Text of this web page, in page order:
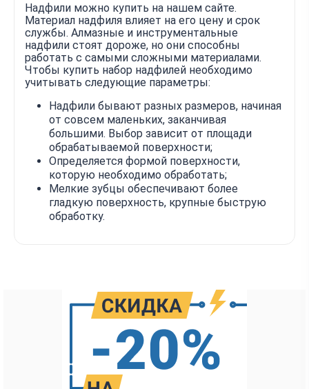
Надфили можно купить на нашем сайте.
Материал надфиля влияет на его цену и срок
службы. Алмазные и инструментальные
надфили стоят дороже, но они способны
работать с самыми сложными материалами.
Чтобы купить набор надфилей необходимо
учитывать следующие параметры:
Надфили бывают разных размеров, начиная
от совсем маленьких, заканчивая
большими. Выбор зависит от площади
обрабатываемой поверхности;
Определяется формой поверхности,
которую необходимо обработать;
Мелкие зубцы обеспечивают более
гладкую поверхность, крупные быструю
обработку.